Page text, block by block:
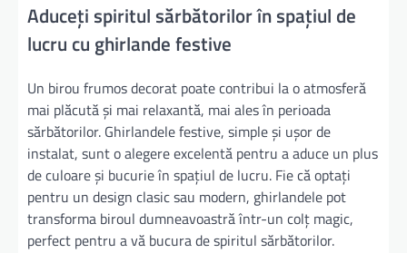
Aduceți spiritul sărbătorilor în spațiul de
lucru cu ghirlande festive
Un birou frumos decorat poate contribui la o atmosferă
mai plăcută și mai relaxantă, mai ales în perioada
sărbătorilor. Ghirlandele festive, simple și ușor de
instalat, sunt o alegere excelentă pentru a aduce un plus
de culoare și bucurie în spațiul de lucru. Fie că optați
pentru un design clasic sau modern, ghirlandele pot
transforma biroul dumneavoastră într-un colț magic,
perfect pentru a vă bucura de spiritul sărbătorilor.